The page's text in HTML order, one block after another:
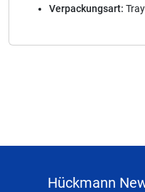
Verpackungsart: Tray
Hückmann